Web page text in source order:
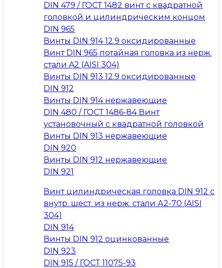
DIN 479 / ГОСТ 1482 винт с квадратной
головкой и цилиндрическим концом
DIN 965
Винты DIN 914 12.9 оксидированные
Винт DIN 965 потайная головка из нерж.
стали A2 (AISI 304)
Винты DIN 913 12.9 оксидированные
DIN 912
Винты DIN 914 нержавеющие
DIN 480 / ГОСТ 1486-84 Винт
установочный с квадратной головкой
Винты DIN 913 нержавеющие
DIN 920
Винты DIN 912 нержавеющие
DIN 921
Винт цилиндрическая головка DIN 912 с
внутр. шест. из нерж. стали А2-70 (AISI
304)
DIN 914
Винты DIN 912 оцинкованные
DIN 923
DIN 915 / ГОСТ 11075-93